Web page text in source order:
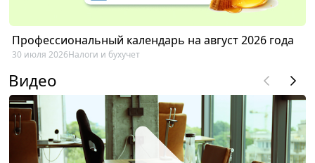
Профессиональный календарь на август 2026 года
30 июля 2026Налоги и бухучет
Видео